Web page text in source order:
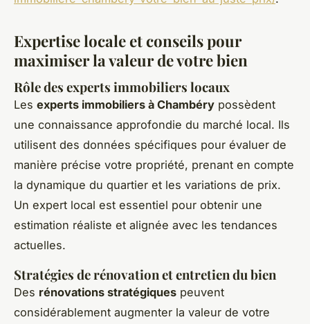
Expertise locale et conseils pour
maximiser la valeur de votre bien
Rôle des experts immobiliers locaux
Les experts immobiliers à Chambéry possèdent
une connaissance approfondie du marché local. Ils
utilisent des données spécifiques pour évaluer de
manière précise votre propriété, prenant en compte
la dynamique du quartier et les variations de prix.
Un expert local est essentiel pour obtenir une
estimation réaliste et alignée avec les tendances
actuelles.
Stratégies de rénovation et entretien du bien
Des rénovations stratégiques peuvent
considérablement augmenter la valeur de votre